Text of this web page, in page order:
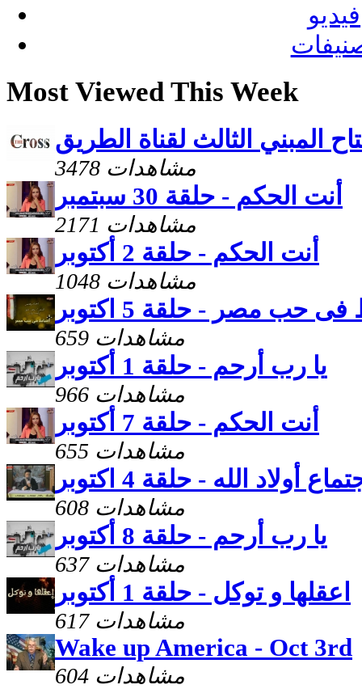
فيديو
Most Viewed This Week
المبني الثالث لقناة الطريق
3478 مشاهدات
أنت الحكم - حلقة 30 سبتمبر
2171 مشاهدات
أنت الحكم - حلقة 2 أكتوبر
1048 مشاهدات
حب مصر - حلقة 5 اكتوبر
659 مشاهدات
يا رب أرحم - حلقة 1 أكتوبر
966 مشاهدات
أنت الحكم - حلقة 7 أكتوبر
655 مشاهدات
أولاد الله - حلقة 4 اكتوبر
608 مشاهدات
يا رب أرحم - حلقة 8 أكتوبر
637 مشاهدات
اعقلها و توكل - حلقة 1 أكتوبر
617 مشاهدات
Wake up America - Oct 3rd
604 مشاهدات